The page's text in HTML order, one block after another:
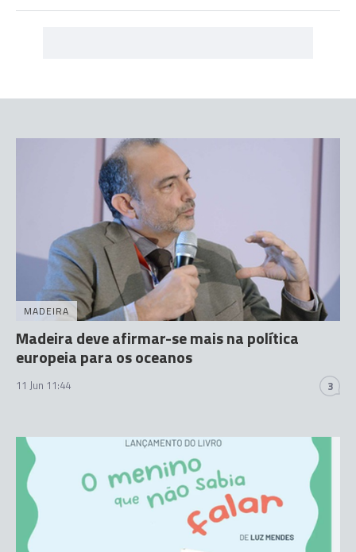
MADEIRA
Madeira deve afirmar-se mais na política
europeia para os oceanos
11 Jun 11:44 3